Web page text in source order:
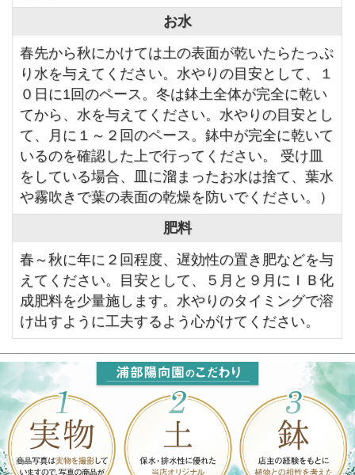
お水
春先から秋にかけては土の表面が乾いたらたっぷ
り水を与えてください。水やりの目安として、１
０日に1回のペース。冬は鉢土全体が完全に乾い
てから、水を与えてください。水やりの目安とし
て、月に１～２回のペース。鉢中が完全に乾いて
いるのを確認した上で行ってください。 受け皿
をしている場合、皿に溜まったお水は捨て、葉水
や霧吹きで葉の表面の乾燥を防いでください。）
肥料
春～秋に年に２回程度、遅効性の置き肥などを与
えてください。目安として、５月と９月にＩＢ化
成肥料を少量施します。水やりのタイミングで溶
け出すように工夫するよう心がけてください。